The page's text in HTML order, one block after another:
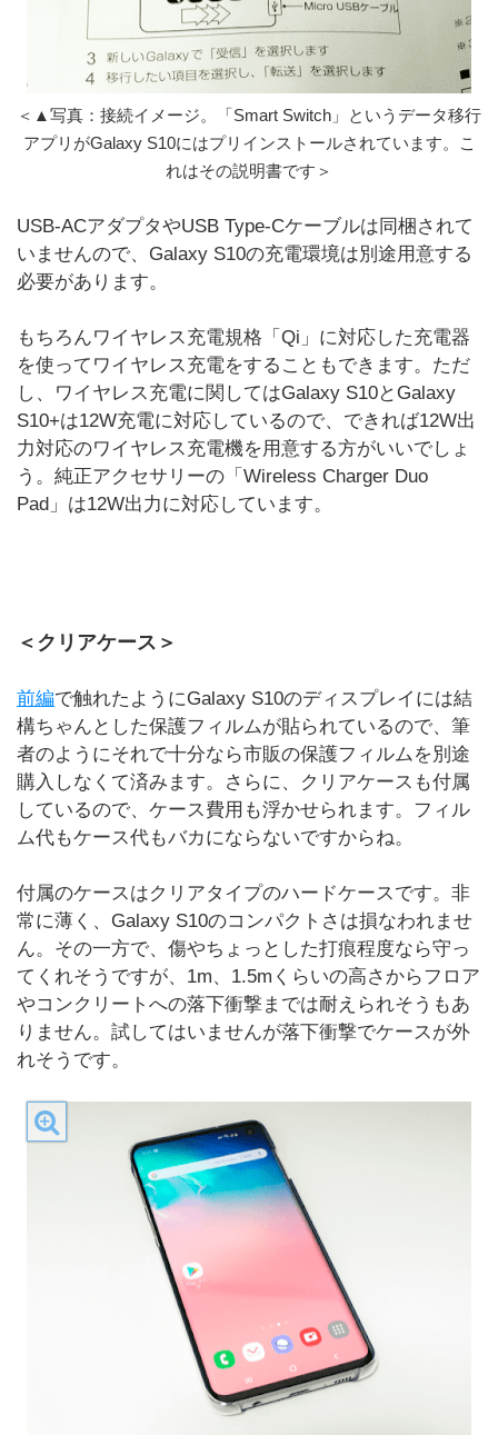
＜▲写真：接続イメージ。「Smart Switch」というデータ移行
アプリがGalaxy S10にはプリインストールされています。こ
れはその説明書です＞
USB-ACアダプタやUSB Type-Cケーブルは同梱されて
いませんので、Galaxy S10の充電環境は別途用意する
必要があります。
もちろんワイヤレス充電規格「Qi」に対応した充電器
を使ってワイヤレス充電をすることもできます。ただ
し、ワイヤレス充電に関してはGalaxy S10とGalaxy
S10+は12W充電に対応しているので、できれば12W出
力対応のワイヤレス充電機を用意する方がいいでしょ
う。純正アクセサリーの「Wireless Charger Duo
Pad」は12W出力に対応しています。
＜クリアケース＞
前編で触れたようにGalaxy S10のディスプレイには結
構ちゃんとした保護フィルムが貼られているので、筆
者のようにそれで十分なら市販の保護フィルムを別途
購入しなくて済みます。さらに、クリアケースも付属
しているので、ケース費用も浮かせられます。フィル
ム代もケース代もバカにならないですからね。
付属のケースはクリアタイプのハードケースです。非
常に薄く、Galaxy S10のコンパクトさは損なわれませ
ん。その一方で、傷やちょっとした打痕程度なら守っ
てくれそうですが、1m、1.5mくらいの高さからフロア
やコンクリートへの落下衝撃までは耐えられそうもあ
りません。試してはいませんが落下衝撃でケースが外
れそうです。